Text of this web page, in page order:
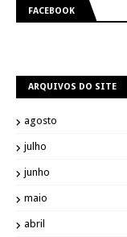
FACEBOOK
ARQUIVOS DO SITE
agosto
julho
junho
maio
abril